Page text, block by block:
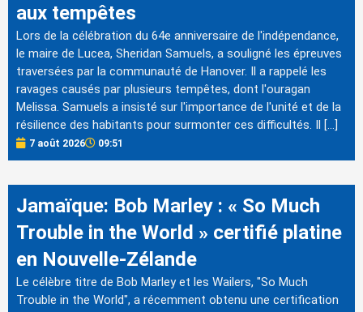
aux tempêtes
Lors de la célébration du 64e anniversaire de l'indépendance,
le maire de Lucea, Sheridan Samuels, a souligné les épreuves
traversées par la communauté de Hanover. Il a rappelé les
ravages causés par plusieurs tempêtes, dont l'ouragan
Melissa. Samuels a insisté sur l'importance de l'unité et de la
résilience des habitants pour surmonter ces difficultés. Il […]
7 août 2026 09:51
Jamaïque: Bob Marley : « So Much
Trouble in the World » certifié platine
en Nouvelle-Zélande
Le célèbre titre de Bob Marley et les Wailers, "So Much
Trouble in the World", a récemment obtenu une certification